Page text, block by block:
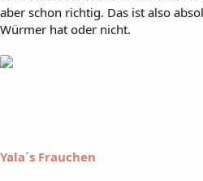
aber schon richtig. Das ist also
Würmer hat oder nicht.
Yala´s Frauchen